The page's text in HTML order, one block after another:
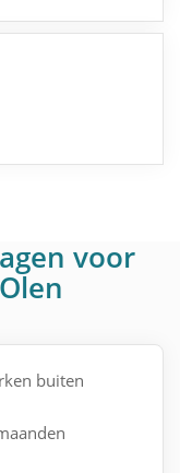
voor
buiten